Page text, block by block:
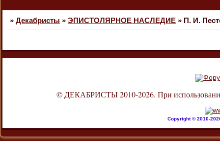
» Декабристы » ЭПИСТОЛЯРНОЕ НАСЛЕДИЕ » П. И.
© ДЕКАБРИСТЫ 2010-2026. При использовании
Copyright © 2010-